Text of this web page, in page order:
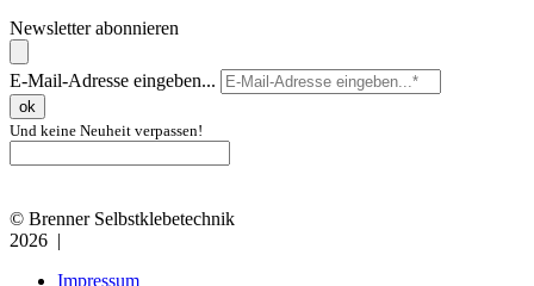
Newsletter abonnieren
E-Mail-Adresse eingeben...
ok
Und keine Neuheit verpassen!
© Brenner Selbstklebetechnik
2026 |
Impressum